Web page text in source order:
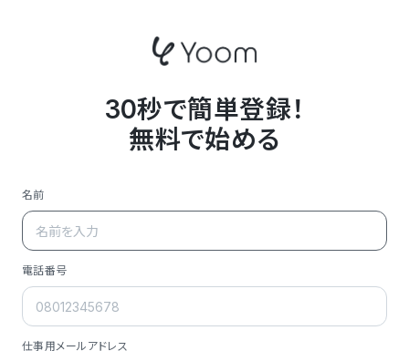
30秒で簡単登録！
無料で始める
名前
電話番号
仕事用メールアドレス